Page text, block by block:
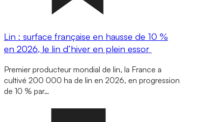
Lin : surface française en hausse de 10 %
en 2026, le lin d’hiver en plein essor
Premier producteur mondial de lin, la France a
cultivé 200 000 ha de lin en 2026, en progression
de 10 % par…